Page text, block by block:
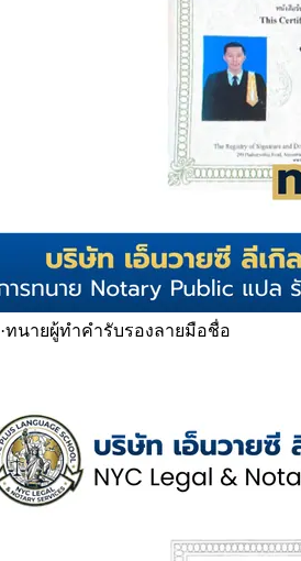
·ทนายผู้ทำคำรับรองลายมือชื่อ